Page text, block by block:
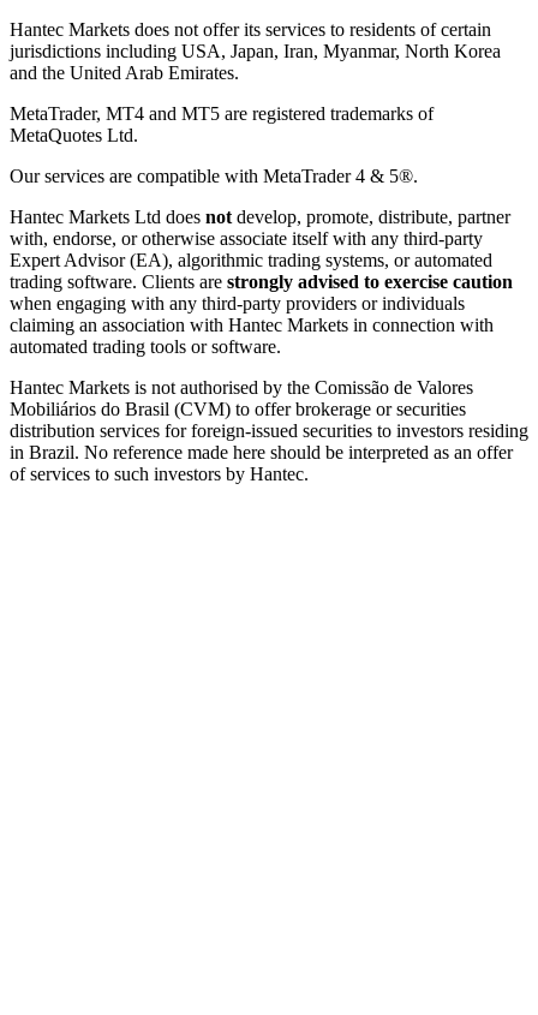
Hantec Markets does not offer its services to residents of certain
jurisdictions including USA, Japan, Iran, Myanmar, North Korea
and the United Arab Emirates.
MetaTrader, MT4 and MT5 are registered trademarks of
MetaQuotes Ltd.
Our services are compatible with MetaTrader 4 & 5®.
Hantec Markets Ltd does not develop, promote, distribute, partner
with, endorse, or otherwise associate itself with any third-party
Expert Advisor (EA), algorithmic trading systems, or automated
trading software. Clients are strongly advised to exercise caution
when engaging with any third-party providers or individuals
claiming an association with Hantec Markets in connection with
automated trading tools or software.
Hantec Markets is not authorised by the Comissão de Valores
Mobiliários do Brasil (CVM) to offer brokerage or securities
distribution services for foreign-issued securities to investors residing
in Brazil. No reference made here should be interpreted as an offer
of services to such investors by Hantec.